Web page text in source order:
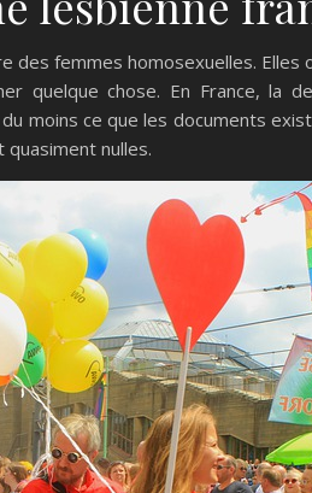
femmes homosexuelles. Elles
quelque chose. En France, la
moins ce que les documents
quasiment nulles.